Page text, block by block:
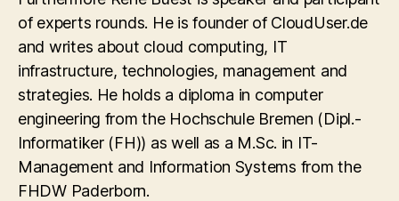
of experts rounds. He is founder of CloudUser.de
and writes about cloud computing, IT
infrastructure, technologies, management and
strategies. He holds a diploma in computer
engineering from the Hochschule Bremen (Dipl.-
Informatiker (FH)) as well as a M.Sc. in IT-
Management and Information Systems from the
FHDW Paderborn.